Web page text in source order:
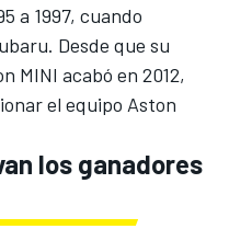
a 1997, cuando
Desde que su
MINI acabó en 2012,
el equipo Aston
los ganadores